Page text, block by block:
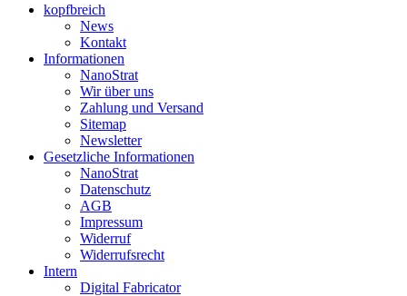
kopfbreich
News
Kontakt
Informationen
NanoStrat
Wir über uns
Zahlung und Versand
Sitemap
Newsletter
Gesetzliche Informationen
NanoStrat
Datenschutz
AGB
Impressum
Widerruf
Widerrufsrecht
Intern
Digital Fabricator